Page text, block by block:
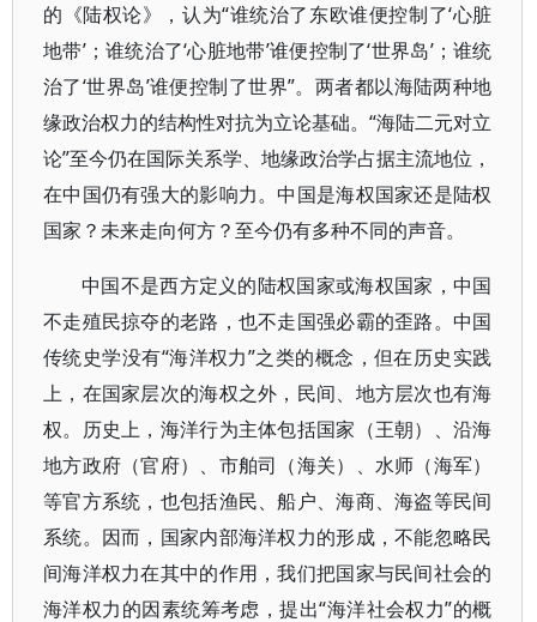
的《陆权论》，认为“谁统治了东欧谁便控制了‘心脏
地带’；谁统治了‘心脏地带’谁便控制了‘世界岛’；谁统
治了‘世界岛’谁便控制了世界”。两者都以海陆两种地
缘政治权力的结构性对抗为立论基础。“海陆二元对立
论”至今仍在国际关系学、地缘政治学占据主流地位，
在中国仍有强大的影响力。中国是海权国家还是陆权
国家？未来走向何方？至今仍有多种不同的声音。
中国不是西方定义的陆权国家或海权国家，中国
不走殖民掠夺的老路，也不走国强必霸的歪路。中国
传统史学没有“海洋权力”之类的概念，但在历史实践
上，在国家层次的海权之外，民间、地方层次也有海
权。历史上，海洋行为主体包括国家（王朝）、沿海
地方政府（官府）、市舶司（海关）、水师（海军）
等官方系统，也包括渔民、船户、海商、海盗等民间
系统。因而，国家内部海洋权力的形成，不能忽略民
间海洋权力在其中的作用，我们把国家与民间社会的
海洋权力的因素统筹考虑，提出“海洋社会权力”的概